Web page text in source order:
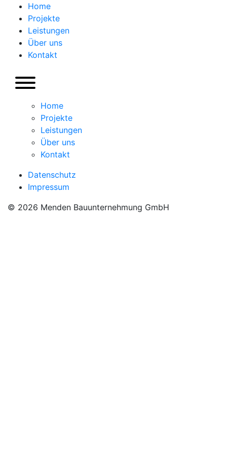
Home
Projekte
Leistungen
Über uns
Kontakt
Home
Projekte
Leistungen
Über uns
Kontakt
Datenschutz
Impressum
© 2026 Menden Bauunternehmung GmbH